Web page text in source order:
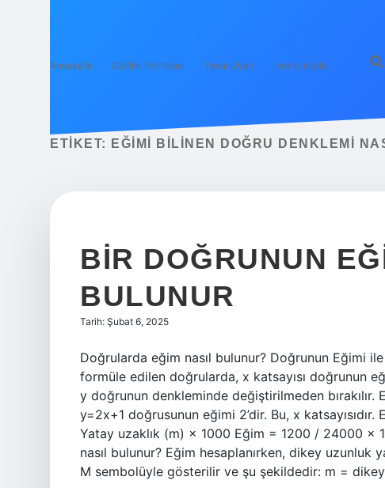
Anasayfa Gizlilik Politikası Yasal Uyarı Hakkımızda
ETIKET: EĞIMI BILINEN DOĞRU DENKLEMI
BIR DOĞRUNUN
BULUNUR
Tarih: Şubat 6, 2025
Doğrularda eğim nasıl bulunur? Doğrunun Eğimi
formüle edilen doğrularda, x katsayısı doğrunun
y doğrunun denkleminde değiştirilmeden bırakılır.
y=2x+1 doğrusunun eğimi 2’dir. Bu, x
Yatay uzaklık (m) × 1000 Eğim = 1200 / 24000 ×
nasıl bulunur? Eğim hesaplanırken, dikey uzunluk
M sembolüyle gösterilir ve şu şekildedir: m =